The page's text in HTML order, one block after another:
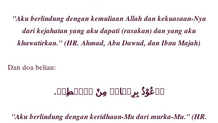
"Aku berlindung dengan kemuliaan Allah dan kekuasaan-Nya
dari kejahatan yang aku dapati (rasakan) dan yang aku
khawatirkan." (HR. Ahmad, Abu Dawud, dan Ibnu Majah)
Dan doa beliau:
.أٙعُوْذُ بِرِضٙاكٙ مِنْ سٙخٙطِكٙ
"Aku berlindung dengan keridhaan-Mu dari murka-Mu." (HR.